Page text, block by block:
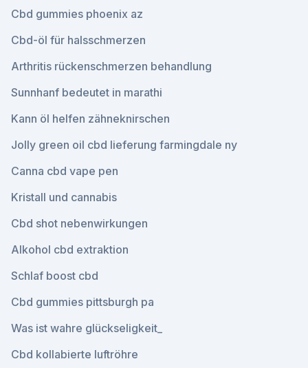
Cbd gummies phoenix az
Cbd-öl für halsschmerzen
Arthritis rückenschmerzen behandlung
Sunnhanf bedeutet in marathi
Kann öl helfen zähneknirschen
Jolly green oil cbd lieferung farmingdale ny
Canna cbd vape pen
Kristall und cannabis
Cbd shot nebenwirkungen
Alkohol cbd extraktion
Schlaf boost cbd
Cbd gummies pittsburgh pa
Was ist wahre glückseligkeit_
Cbd kollabierte luftröhre